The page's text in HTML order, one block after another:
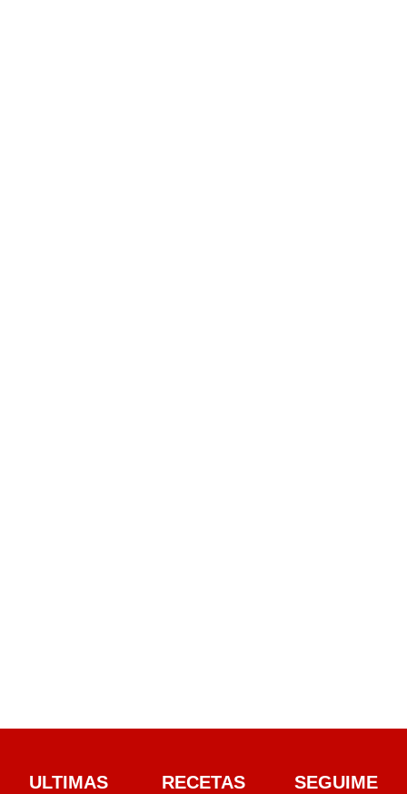
ULTIMAS
RECETAS
SEGUIME